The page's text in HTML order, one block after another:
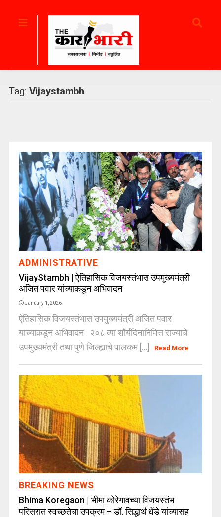
Tag: Vijaystambh
ADMINISTRATIVE
VijayStambh | ऐतिहासिक विजयस्तंभास उपमुख्यमंत्री
अजित पवार यांच्याकडून अभिवादन
January 1, 2026
ऐतिहासिक विजयस्तंभास उपमुख्यमंत्री अजित पवार
यांच्याकडून अभिवादन २०८ व्या शौर्यदिनानिमित्त राज्याचे
उपमुख्यमंत्री तथा पुणे जिल्ह्याचे पालकम [...]
Read More
BREAKING NEWS
Bhima Koregaon | भीमा कोरेगावच्या विजयस्तंभ
परिसरात स्वच्छतेचा उपक्रम – डॉ. सिद्धार्थ धेंडे यांच्यासह